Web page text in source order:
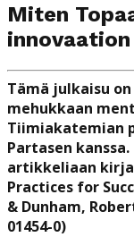
Miten
Tämä julkaisu
mehukkaan
Tiimiakatemian
Partasen
artikkeliaan
Practices for
& Dunham,
01454-0)